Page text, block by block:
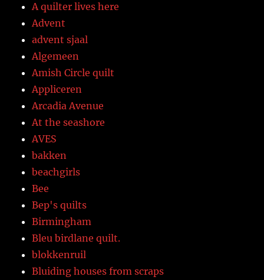
A quilter lives here
Advent
advent sjaal
Algemeen
Amish Circle quilt
Appliceren
Arcadia Avenue
At the seashore
AVES
bakken
beachgirls
Bee
Bep's quilts
Birmingham
Bleu birdlane quilt.
blokkenruil
Bluiding houses from scraps